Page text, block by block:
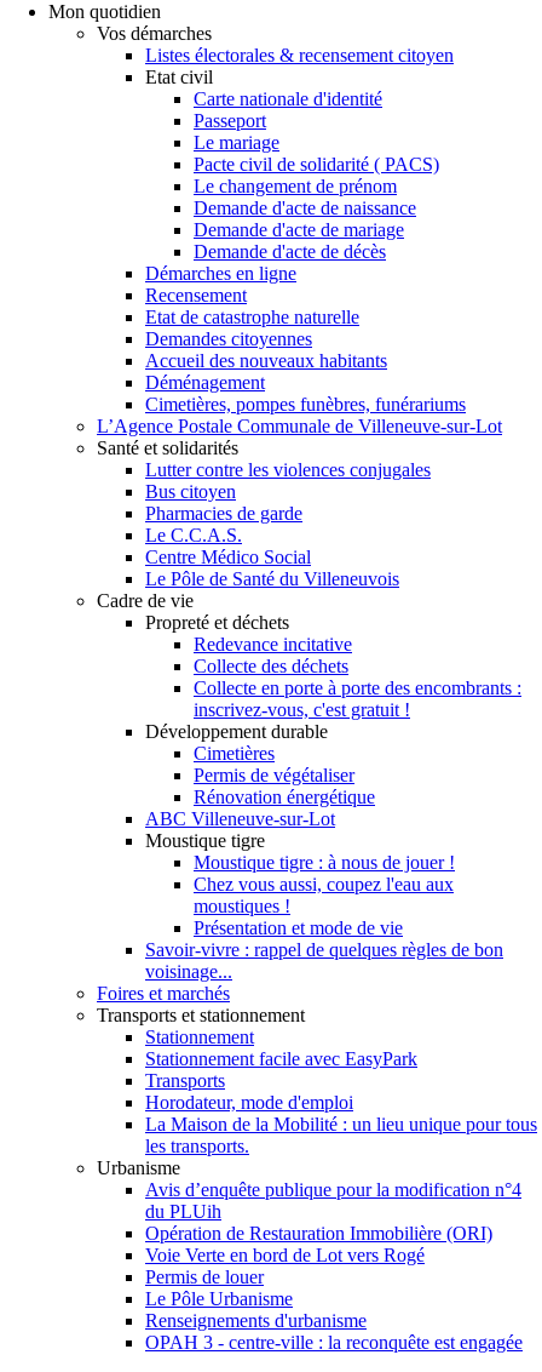
Mon quotidien
Vos démarches
Listes électorales & recensement citoyen
Etat civil
Carte nationale d'identité
Passeport
Le mariage
Pacte civil de solidarité ( PACS)
Le changement de prénom
Demande d'acte de naissance
Demande d'acte de mariage
Demande d'acte de décès
Démarches en ligne
Recensement
Etat de catastrophe naturelle
Demandes citoyennes
Accueil des nouveaux habitants
Déménagement
Cimetières, pompes funèbres, funérariums
L’Agence Postale Communale de Villeneuve-sur-Lot
Santé et solidarités
Lutter contre les violences conjugales
Bus citoyen
Pharmacies de garde
Le C.C.A.S.
Centre Médico Social
Le Pôle de Santé du Villeneuvois
Cadre de vie
Propreté et déchets
Redevance incitative
Collecte des déchets
Collecte en porte à porte des encombrants :
inscrivez-vous, c'est gratuit !
Développement durable
Cimetières
Permis de végétaliser
Rénovation énergétique
ABC Villeneuve-sur-Lot
Moustique tigre
Moustique tigre : à nous de jouer !
Chez vous aussi, coupez l'eau aux
moustiques !
Présentation et mode de vie
Savoir-vivre : rappel de quelques règles de bon
voisinage...
Foires et marchés
Transports et stationnement
Stationnement
Stationnement facile avec EasyPark
Transports
Horodateur, mode d'emploi
La Maison de la Mobilité : un lieu unique pour tous
les transports.
Urbanisme
Avis d’enquête publique pour la modification n°4
du PLUih
Opération de Restauration Immobilière (ORI)
Voie Verte en bord de Lot vers Rogé
Permis de louer
Le Pôle Urbanisme
Renseignements d'urbanisme
OPAH 3 - centre-ville : la reconquête est engagée